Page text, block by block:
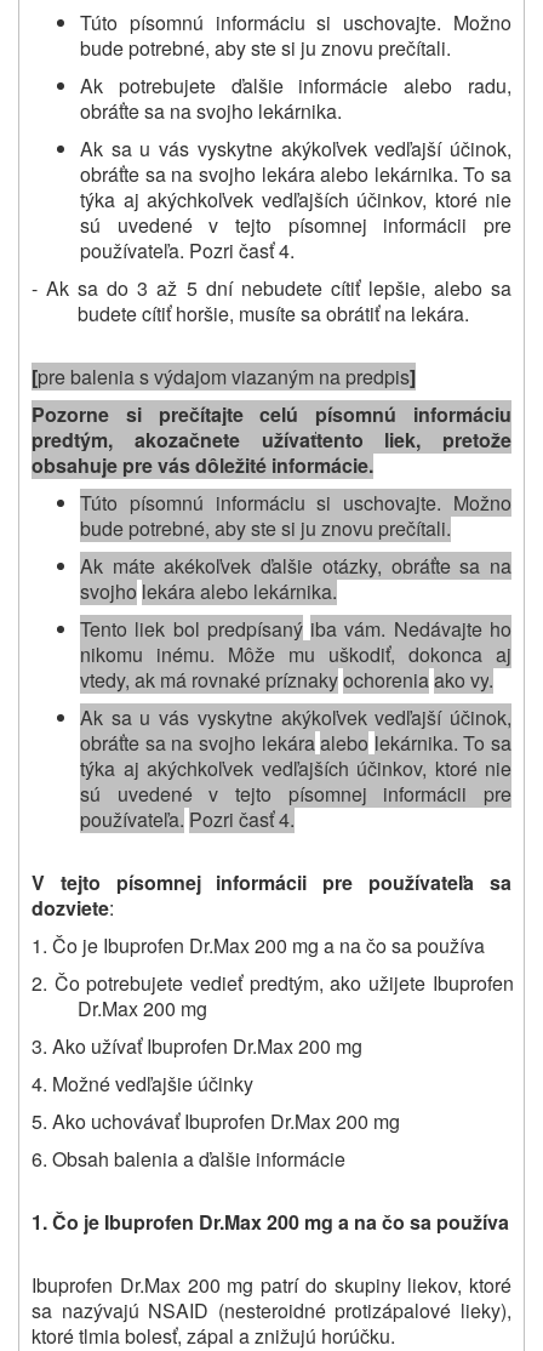
Túto písomnú informáciu si uschovajte. Možno
bude potrebné, aby ste si ju znovu prečítali.
Ak potrebujete ďalšie informácie alebo radu,
obráťte sa na svojho lekárnika.
Ak sa u vás vyskytne akýkoľvek vedľajší účinok,
obráťte sa na svojho lekára alebo lekárnika. To sa
týka aj akýchkoľvek vedľajších účinkov, ktoré nie
sú uvedené v tejto písomnej informácii pre
používateľa. Pozri časť 4.
- Ak sa do 3 až 5 dní nebudete cítiť lepšie, alebo sa
budete cítiť horšie, musíte sa obrátiť na lekára.
[pre balenia s výdajom viazaným na predpis]
Pozorne si prečítajte celú písomnú informáciu
predtým, akozačnete užívaťtento liek, pretože
obsahuje pre vás dôležité informácie.
Túto písomnú informáciu si uschovajte. Možno
bude potrebné, aby ste si ju znovu prečítali.
Ak máte akékoľvek ďalšie otázky, obráťte sa na
svojho lekára alebo lekárnika.
Tento liek bol predpísaný iba vám. Nedávajte ho
nikomu inému. Môže mu uškodiť, dokonca aj
vtedy, ak má rovnaké príznakyochoreniaako vy.
Ak sa u vás vyskytne akýkoľvek vedľajší účinok,
obráťte sa na svojho lekára alebo lekárnika. To sa
týka aj akýchkoľvek vedľajších účinkov, ktoré nie
sú uvedené v tejto písomnej informácii pre
používateľa. Pozri časť 4.
V tejto písomnej informácii pre používateľa sa
dozviete:
1. Čo je Ibuprofen Dr.Max 200 mg a na čo sa používa
2. Čo potrebujete vedieť predtým, ako užijete Ibuprofen
Dr.Max 200 mg
3. Ako užívať Ibuprofen Dr.Max 200 mg
4. Možné vedľajšie účinky
5. Ako uchovávať Ibuprofen Dr.Max 200 mg
6. Obsah balenia a ďalšie informácie
1.Čo je Ibuprofen Dr.Max 200 mg a na čo sa používa
Ibuprofen Dr.Max 200 mg patrí do skupiny liekov, ktoré
sa nazývajú NSAID (nesteroidné protizápalové lieky),
ktoré tlmia bolesť, zápal a znižujú horúčku.